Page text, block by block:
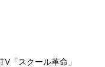
「スクール革命」